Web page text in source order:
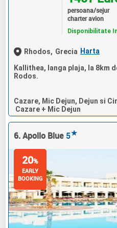
persoana/sejur
charter avion
Disponibilitate
Rhodos, Grecia Harta
Kallithea, langa plaja, la 8km
Rodos.
Cazare, Mic Dejun, Dejun si
Cazare + Mic Dejun
6. Apollo Blue 5★
20%
EARLY
BOOKING